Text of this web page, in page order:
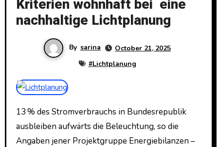
Kriterien wohnhaft bei eine
nachhaltige Lichtplanung
By sarina
October 21, 2025
#Lichtplanung
13 % des Stromverbrauchs in Bundesrepublik
ausbleiben aufwärts die Beleuchtung, so die
Angaben jener Projektgruppe Energiebilanzen –